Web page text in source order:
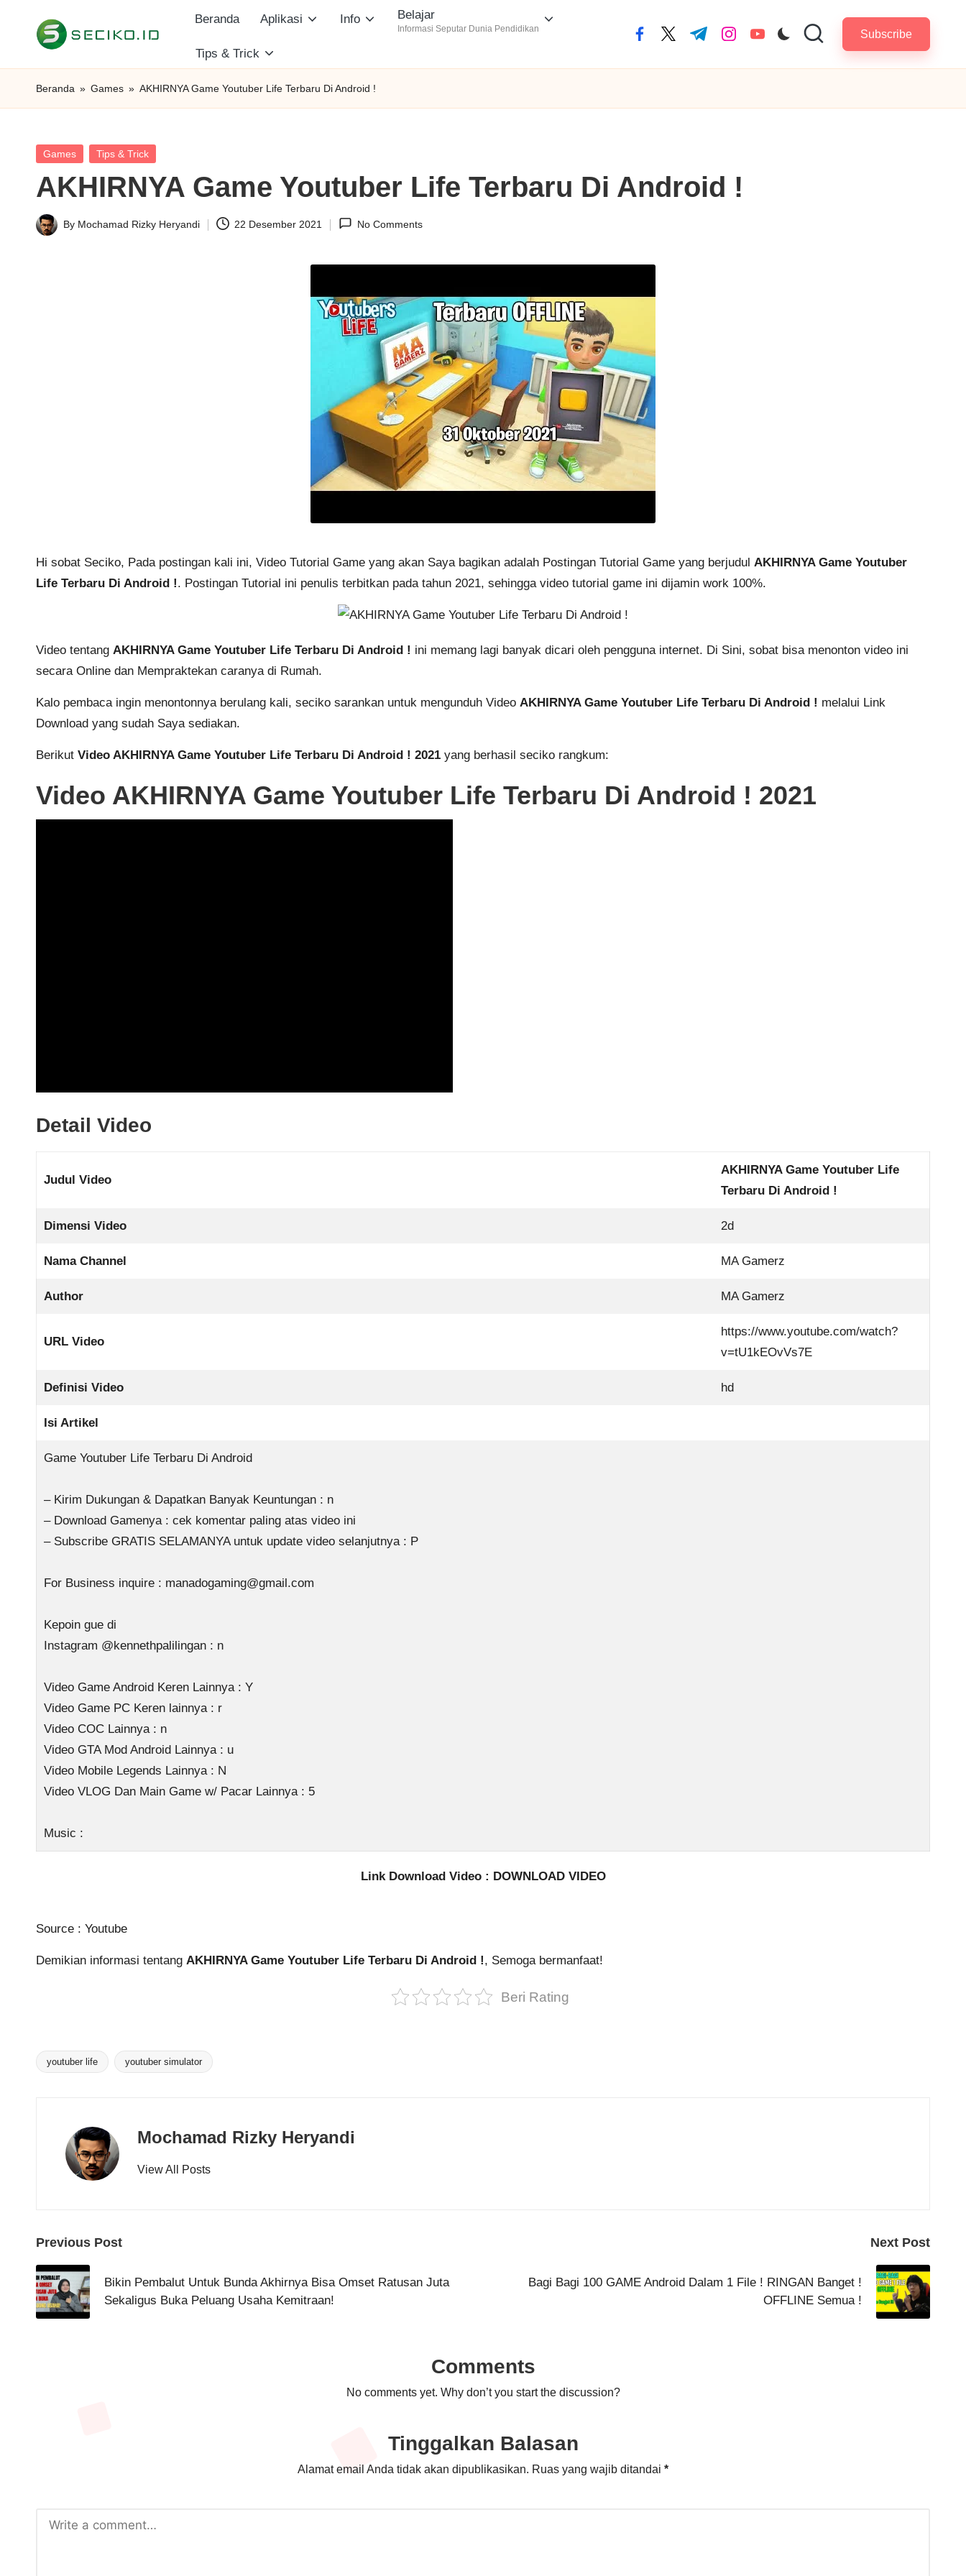
S
e
i
k
o
Informasi
dan
Beranda Aplikasi Info Belajar
Informasi Seputar Dunia Pendidikan
Tips & Trick
facebook.com
twitter.com
t.me instagram.com
youtube.com Subscribe
Beranda » Games » AKHIRNYA Game Youtuber Life Terbaru Di Android !
Posted
Games Tips & Trick
AKHIRNYA Game Youtuber Life Terbaru Di Android !
Posted
By Mochamad Rizky Heryandi 22 Desember 2021 No Comments
Hi sobat Seciko, Pada postingan kali ini, Video Tutorial Game yang akan Saya bagikan adalah Postingan Tutorial Game yang berjudul AKHIRNYA Game Youtuber
Life Terbaru Di Android !. Postingan Tutorial ini penulis terbitkan pada tahun 2021, sehingga video tutorial game ini dijamin work 100%.
Video tentang AKHIRNYA Game Youtuber Life Terbaru Di Android ! ini memang lagi banyak dicari oleh pengguna internet. Di Sini, sobat bisa menonton video ini
secara Online dan Mempraktekan caranya di Rumah.
Kalo pembaca ingin menontonnya berulang kali, seciko sarankan untuk mengunduh Video AKHIRNYA Game Youtuber Life Terbaru Di Android ! melalui Link
Download yang sudah Saya sediakan.
Berikut Video AKHIRNYA Game Youtuber Life Terbaru Di Android ! 2021 yang berhasil seciko rangkum:
Video AKHIRNYA Game Youtuber Life Terbaru Di Android ! 2021
Detail Video
Judul Video
AKHIRNYA Game Youtuber Life
Terbaru Di Android !
Dimensi Video 2d
Nama Channel MA Gamerz
Author MA Gamerz
URL Video
https://www.youtube.com/watch?
v=tU1kEOvVs7E
Definisi Video hd
Isi Artikel
Game Youtuber Life Terbaru Di Android
– Kirim Dukungan & Dapatkan Banyak Keuntungan : n
– Download Gamenya : cek komentar paling atas video ini
– Subscribe GRATIS SELAMANYA untuk update video selanjutnya : P
For Business inquire : manadogaming@gmail.com
Kepoin gue di
Instagram @kennethpalilingan : n
Video Game Android Keren Lainnya : Y
Video Game PC Keren lainnya : r
Video COC Lainnya : n
Video GTA Mod Android Lainnya : u
Video Mobile Legends Lainnya : N
Video VLOG Dan Main Game w/ Pacar Lainnya : 5
Music :
Link Download Video : DOWNLOAD VIDEO
Source : Youtube
Demikian informasi tentang AKHIRNYA Game Youtuber Life Terbaru Di Android !, Semoga bermanfaat!
Beri Rating
Tags:
youtuber life youtuber simulator
Mochamad Rizky Heryandi
View All Posts
Post
navigation
Previous Post
Bikin Pembalut Untuk Bunda Akhirnya Bisa Omset Ratusan Juta
Sekaligus Buka Peluang Usaha Kemitraan!
Next Post
Bagi Bagi 100 GAME Android Dalam 1 File ! RINGAN Banget !
OFFLINE Semua !
Comments
No comments yet. Why don’t you start the discussion?
Tinggalkan Balasan
Alamat email Anda tidak akan dipublikasikan. Ruas yang wajib ditandai *